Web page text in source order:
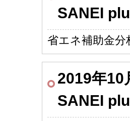
SANEI
省エネ補助金
2019年10
SANEI